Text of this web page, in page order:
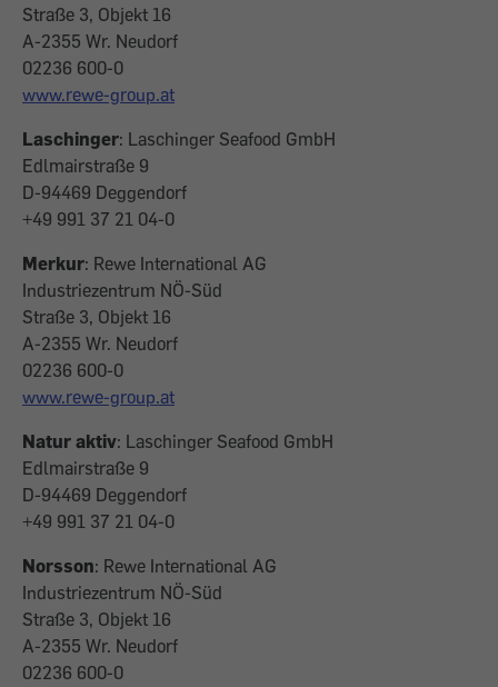
Straße 3, Objekt 16
A-2355 Wr. Neudorf
02236 600-0
www.rewe-group.at
Laschinger: Laschinger Seafood GmbH
Edlmairstraße 9
D-94469 Deggendorf
+49 991 37 21 04-0
Merkur: Rewe International AG
Industriezentrum NÖ-Süd
Straße 3, Objekt 16
A-2355 Wr. Neudorf
02236 600-0
www.rewe-group.at
Natur aktiv: Laschinger Seafood GmbH
Edlmairstraße 9
D-94469 Deggendorf
+49 991 37 21 04-0
Norsson: Rewe International AG
Industriezentrum NÖ-Süd
Straße 3, Objekt 16
A-2355 Wr. Neudorf
02236 600-0